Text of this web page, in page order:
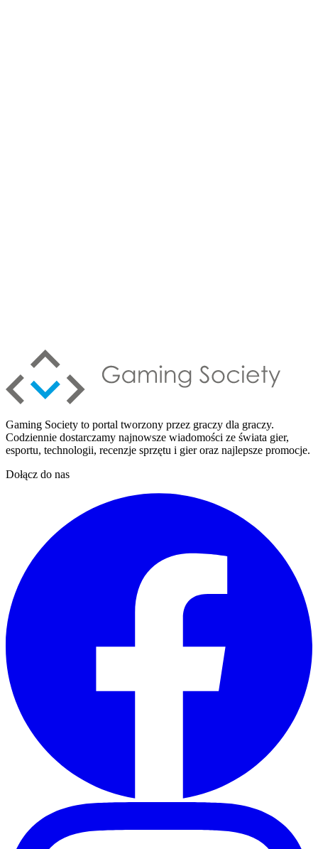
Gaming Society to portal tworzony przez graczy dla graczy.
Codziennie dostarczamy najnowsze wiadomości ze świata gier,
esportu, technologii, recenzje sprzętu i gier oraz najlepsze promocje.
Dołącz do nas